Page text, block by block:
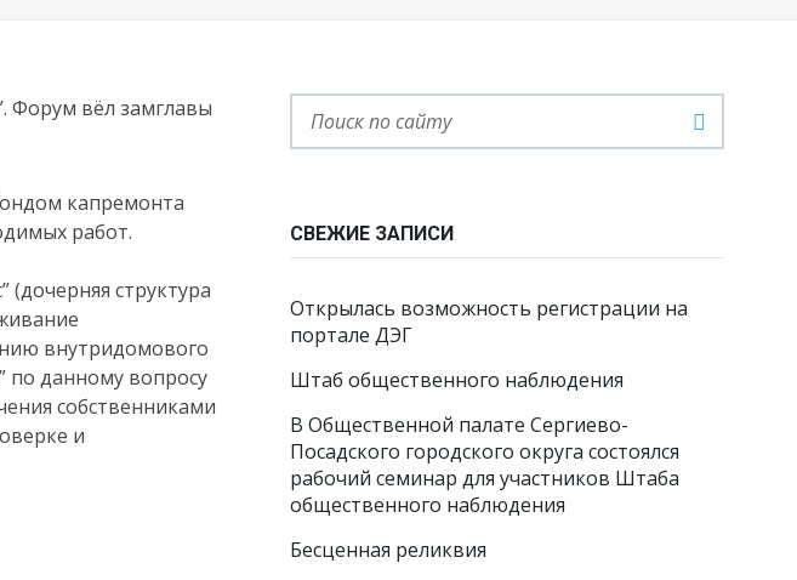
Форум вёл замглавы
капремонта
работ.
структура
внутридомового
по данному вопросу
собственниками
и
СВЕЖИЕ ЗАПИСИ
Открылась возможность регистрации на
портале ДЭГ
Штаб общественного наблюдения
В Общественной палате Сергиево-
Посадского городского округа состоялся
рабочий семинар для участников Штаба
общественного наблюдения
Бесценная реликвия